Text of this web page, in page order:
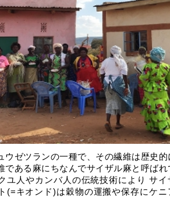
ウゼツランの一種で、その繊維は歴史
である麻にちなんでサイザル麻と呼ば
ユ人やカンバ人の伝統技術により サイ
(=キオンド)は穀物の運搬や保存にケニ